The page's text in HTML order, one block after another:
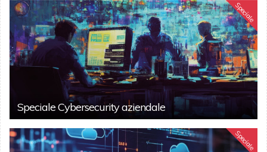
Speciale
Speciale Cybersecurity aziendale
Speciale